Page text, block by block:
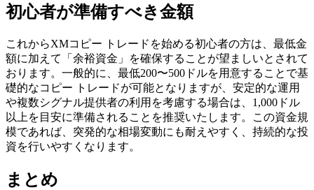
初心者が準備すべき金額
これからXMコピー トレードを始める初心者の方は、最低金
額に加えて「余裕資金」を確保することが望ましいとされて
おります。一般的に、最低200〜500ドルを用意することで基
礎的なコピー トレードが可能となりますが、安定的な運用
や複数シグナル提供者の利用を考慮する場合は、1,000ドル
以上を目安に準備されることを推奨いたします。この資金規
模であれば、突発的な相場変動にも耐えやすく、持続的な投
資を行いやすくなります。
まとめ